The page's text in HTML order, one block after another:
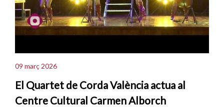
09 març 2026
El Quartet de Corda València actua al
Centre Cultural Carmen Alborch